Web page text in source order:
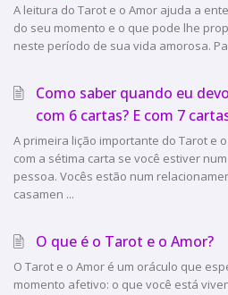
A leitura do Tarot e o Amor ajuda a
do seu momento e o que pode lhe
neste período de sua vida amorosa.
Como saber quando eu
com 6 cartas? E com 7
A primeira lição importante do Tarot e
com a sétima carta se você estiver
pessoa. Vocês estão num
casamen ...
O que é o Tarot e o Amor?
O Tarot e o Amor é um oráculo que
momento afetivo: o que você está